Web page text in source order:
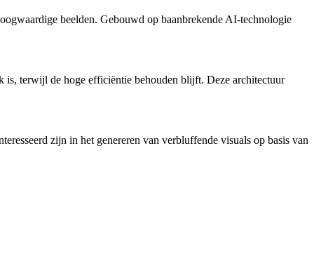
beelden. Gebouwd op baanbrekende AI-technologie
is, terwijl de hoge efficiëntie behouden blijft. Deze architectuur
zijn in het genereren van verbluffende visuals op basis van